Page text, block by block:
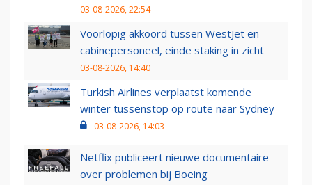
03-08-2026, 22:54
Voorlopig akkoord tussen WestJet en
cabinepersoneel, einde staking in zicht
03-08-2026, 14:40
Turkish Airlines verplaatst komende
winter tussenstop op route naar Sydney
03-08-2026, 14:03
Netflix publiceert nieuwe documentaire
over problemen bij Boeing